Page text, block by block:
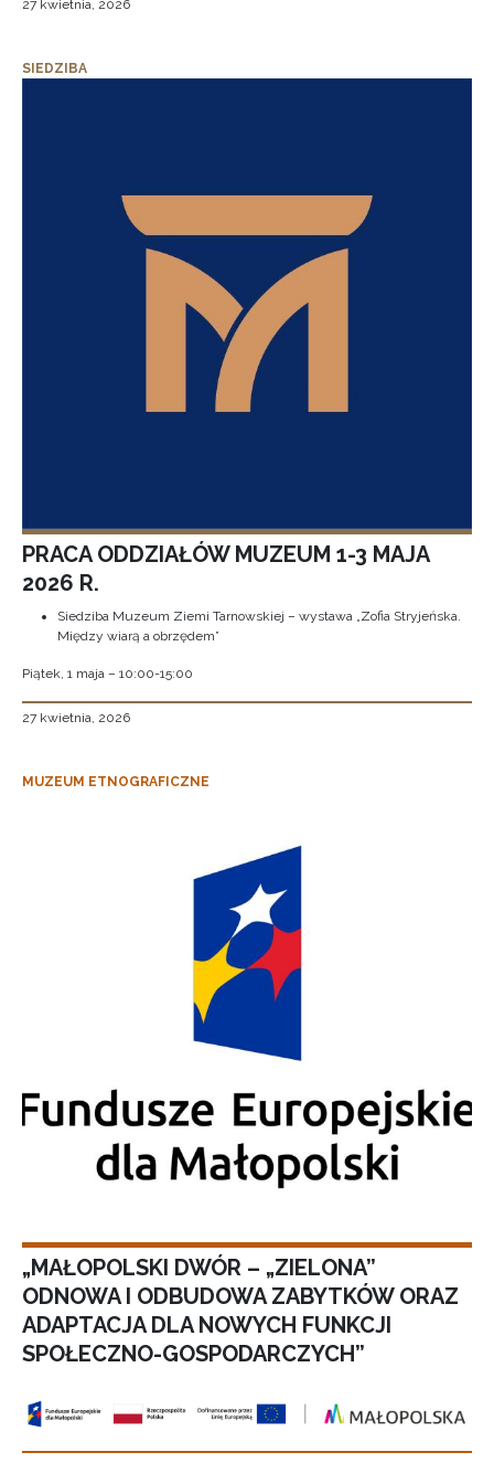
27 kwietnia, 2026
SIEDZIBA
PRACA ODDZIAŁÓW MUZEUM 1-3 MAJA
2026 R.
Siedziba Muzeum Ziemi Tarnowskiej – wystawa „Zofia Stryjeńska.
Między wiarą a obrzędem”
Piątek, 1 maja – 10:00-15:00
27 kwietnia, 2026
MUZEUM ETNOGRAFICZNE
„MAŁOPOLSKI DWÓR – „ZIELONA”
ODNOWA I ODBUDOWA ZABYTKÓW ORAZ
ADAPTACJA DLA NOWYCH FUNKCJI
SPOŁECZNO-GOSPODARCZYCH”